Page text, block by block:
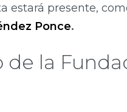
estará presente,
Ponce.
la